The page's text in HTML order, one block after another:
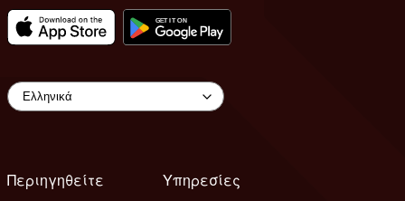
Περιηγηθείτε
Υπηρεσίες